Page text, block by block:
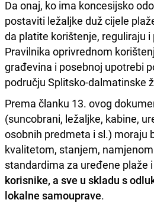
Da onaj, ko ima koncesijsko
postaviti ležaljke duž cijele
da platite korištenje, reguliraju
Pravilnika oprivrednom
građevina i posebnoj upotrebi
području Splitsko-dalmatinske
Prema članku 13. ovog
(suncobrani, ležaljke, kabine,
osobnih predmeta i sl.) moraju
kvalitetom, stanjem,
standardima za uređene plaže i
korisnike, a sve u skladu s
lokalne samouprave.